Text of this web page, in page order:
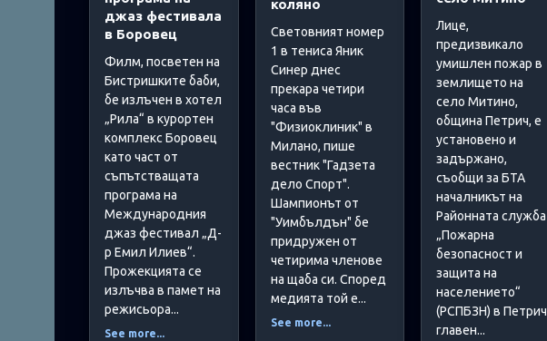
джаз фестивала
в Боровец
Филм, посветен на
Бистришките баби,
бе излъчен в хотел
„Рила“ в курортен
комплекс Боровец
като част от
съпътстващата
програма на
Международния
джаз фестивал „Д-
р Емил Илиев“.
Прожекцията се
излъчва в памет на
режисьора...
See more...
коляно
Световният номер
1 в тениса Яник
Синер днес
прекара четири
часа във
"Физиоклиник" в
Милано, пише
вестник "Гадзета
дело Спорт".
Шампионът от
"Уимбълдън" бе
придружен от
четирима членове
на щаба си. Според
медията той е...
See more...
Лице,
предизвикало
умишлен пожар в
землището на
село Митино,
община Петрич, е
установено и
задържано,
съобщи за БТА
началникът на
Районната служба
„Пожарна
безопасност и
защита на
населението“
(РСПБЗН) в Петрич
главен...